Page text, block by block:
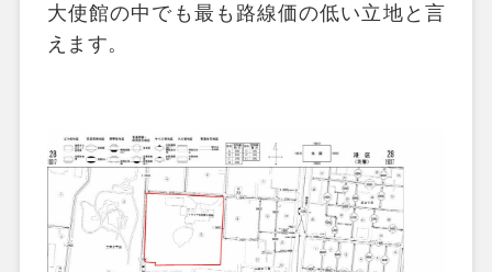
大使館の中でも最も路線価の低い立地と言
えます。